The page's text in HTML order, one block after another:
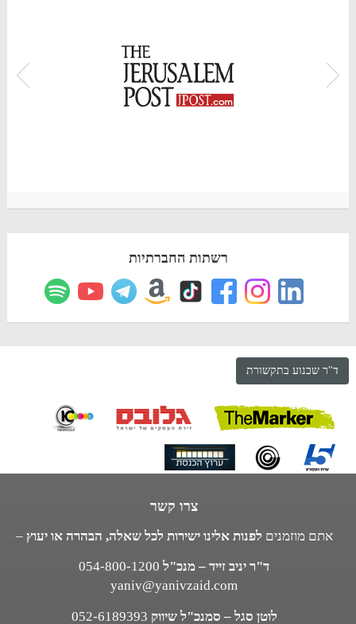
רשתות החברתיות
ד"ר שכנוע בתקשורת
צרו קשר
אתם מוזמנים לפנות אלינו ישירות לכל שאלה, הבהרה או יעוץ –
ד"ר יניב זייד – מנכ"ל 054-800-1200
yaniv@yanivzaid.com
לוטן סגל – סמנכ"ל שיווק 052-6189393